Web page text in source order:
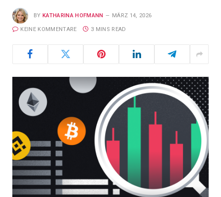
BY KATHARINA HOFMANN MÄRZ 14, 2026
KEINE KOMMENTARE 3 MINS READ